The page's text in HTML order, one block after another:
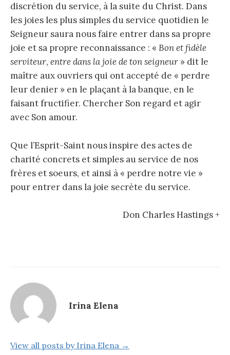
discrétion du service, à la suite du Christ. Dans
les joies les plus simples du service quotidien le
Seigneur saura nous faire entrer dans sa propre
joie et sa propre reconnaissance : « Bon et fidèle
serviteur, entre dans la joie de ton seigneur » dit le
maître aux ouvriers qui ont accepté de « perdre
leur denier » en le plaçant à la banque, en le
faisant fructifier. Chercher Son regard et agir
avec Son amour.
Que l’Esprit-Saint nous inspire des actes de
charité concrets et simples au service de nos
frères et soeurs, et ainsi à « perdre notre vie »
pour entrer dans la joie secrète du service.
Don Charles Hastings +
Irina Elena
View all posts by Irina Elena →